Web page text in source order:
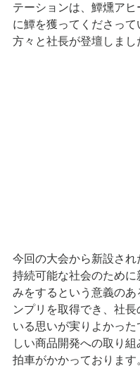
テーションは、鱏燻アヒ
に鱏を獲ってくださっ
方々と社長が登壇しまし
今回の大会から新設され
持続可能な社会のために
みをするという意義のあ
ンプリを取得でき、社長
いる思いが実りよかっ
しい商品開発への取り組
拍車がかかっております